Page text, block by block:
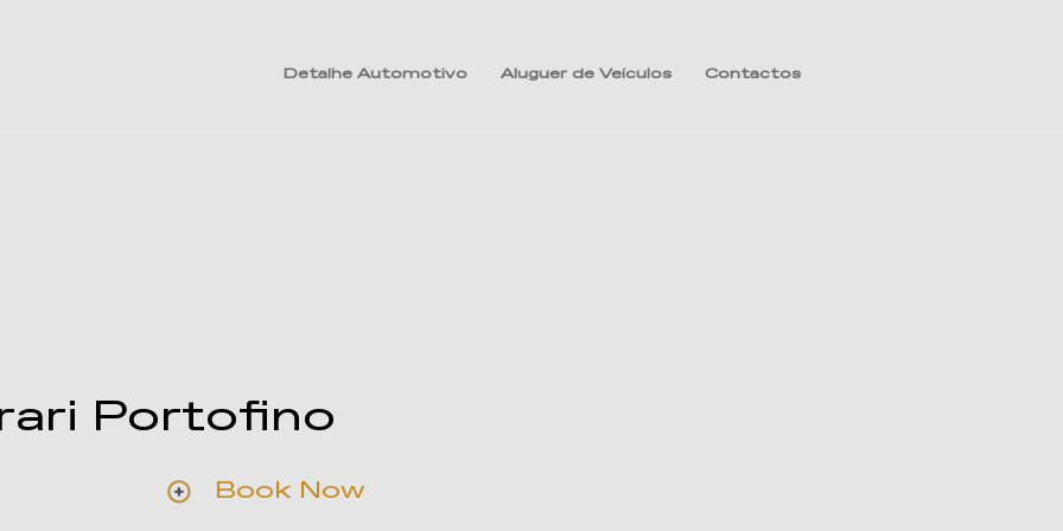
Detalhe Automotivo Aluguer de Veículos Contactos
Portofino
Book Now